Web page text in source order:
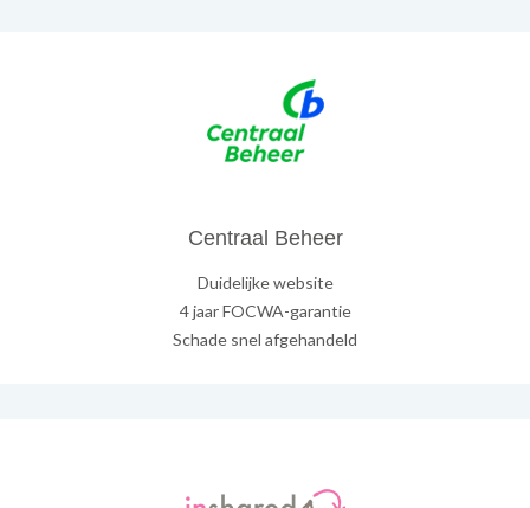
Centraal Beheer
Duidelijke website
4 jaar FOCWA-garantie
Schade snel afgehandeld